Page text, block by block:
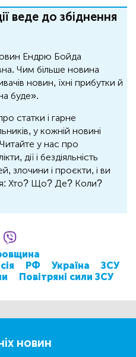
веде до збіднення
Ендрю Бойда
Чим більше новина
новин, їхні прибутки й
буде».
статки і гарне
у кожній новині
у нас про
дії і бездіяльність
злочини і проєкти, і ви
Хто? Що? Де? Коли?
РФ Україна
ЗСУ
Повітряні сили ЗСУ
новин